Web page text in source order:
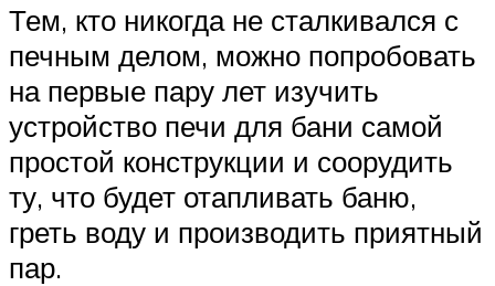
Тем, кто никогда не сталкивался с
печным делом, можно попробовать
на первые пару лет изучить
устройство печи для бани самой
простой конструкции и соорудить
ту, что будет отапливать баню,
греть воду и производить приятный
пар.